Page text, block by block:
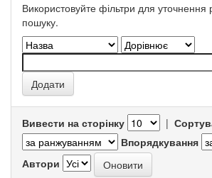
Використовуйте фільтри для уточнення
пошуку.
Вивести на сторінку |
Впорядкування
Автори